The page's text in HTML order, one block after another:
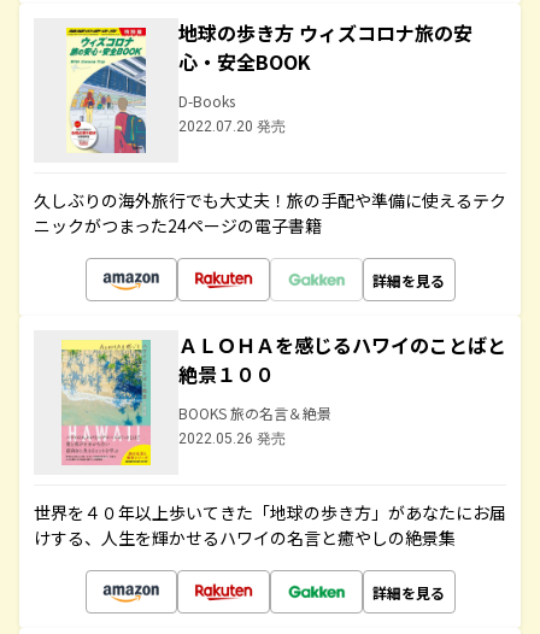
地球の歩き方 ウィズコロナ旅の安
心・安全BOOK
D-Books
2022.07.20 発売
久しぶりの海外旅行でも大丈夫！旅の手配や準備に使えるテク
ニックがつまった24ページの電子書籍
詳細を見る
ＡＬＯＨＡを感じるハワイのことばと
絶景１００
BOOKS 旅の名言＆絶景
2022.05.26 発売
世界を４０年以上歩いてきた「地球の歩き方」があなたにお届
けする、人生を輝かせるハワイの名言と癒やしの絶景集
詳細を見る